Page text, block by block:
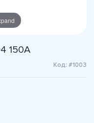
150A
Код: #1003